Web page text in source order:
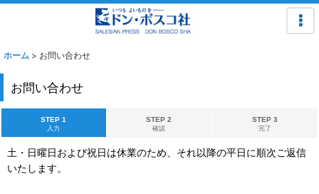
ホーム > お問い合わせ
お問い合わせ
STEP 1
入力
STEP 2
確認
STEP 3
完了
土・日曜日および祝日は休業のため、それ以降の平日に順次ご返信
いたします。